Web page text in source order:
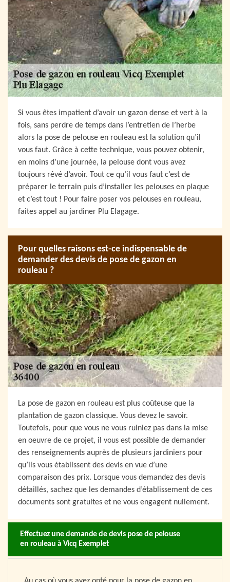
Si vous êtes impatient d’avoir un gazon dense et vert à la
fois, sans perdre de temps dans l’entretien de l’herbe
alors la pose de pelouse en rouleau est la solution qu’il
vous faut. Grâce à cette technique, vous pouvez obtenir,
en moins d’une journée, la pelouse dont vous avez
toujours rêvé d’avoir. Tout ce qu’il vous faut c’est de
préparer le terrain puis d’installer les pelouses en plaque
et c’est tout ! Pour faire poser vos pelouses en rouleau,
faites appel au jardiner Plu Elagage.
Pour quelles raisons est-ce indispensable de
demander des devis de pose de gazon en
rouleau ?
La pose de gazon en rouleau est plus coûteuse que la
plantation de gazon classique. Vous devez le savoir.
Toutefois, pour que vous ne vous ruiniez pas dans la mise
en oeuvre de ce projet, il vous est possible de demander
des renseignements auprès de plusieurs jardiniers pour
qu’ils vous établissent des devis en vue d’une
comparaison des prix. Lorsque vous demandez des devis
détaillés, sachez que les demandes d’établissement de ces
documents sont gratuites et ne vous engagent nullement.
Effectuez une demande de devis pose de pelouse
en rouleau à Vicq Exemplet